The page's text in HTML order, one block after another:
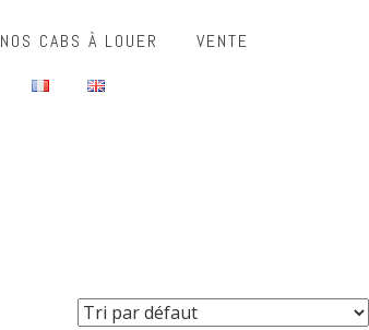
NOS CABS À LOUER
VENTE